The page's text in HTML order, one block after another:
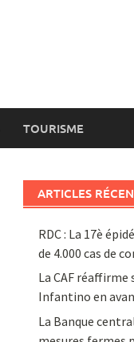
TOURISME
ARTICLES
RDC : La 17è
de 4.000 cas de
La CAF réaffirme
Infantino en
La Banque